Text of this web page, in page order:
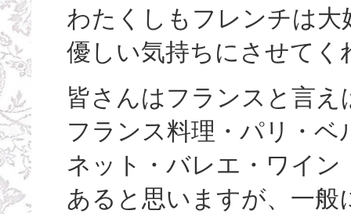
わたくしもフレンチは
優しい気持ちにさせて
皆さんはフランスと言
フランス料理・パリ・
ネット・バレエ・ワイ
あると思いますが、一